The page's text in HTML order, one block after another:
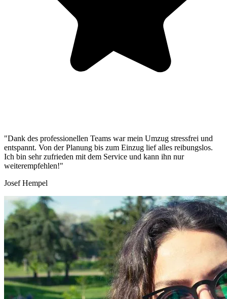
"Dank des professionellen Teams war mein Umzug stressfrei und
entspannt. Von der Planung bis zum Einzug lief alles reibungslos.
Ich bin sehr zufrieden mit dem Service und kann ihn nur
weiterempfehlen!"
Josef Hempel